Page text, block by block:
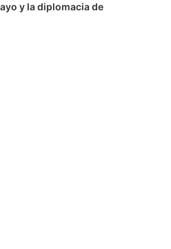
y la diplomacia de